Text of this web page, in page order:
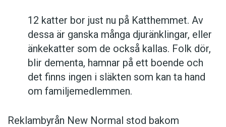
12 katter bor just nu på Katthemmet. Av
dessa är ganska många djuränklingar, eller
änkekatter som de också kallas. Folk dör,
blir dementa, hamnar på ett boende och
det finns ingen i släkten som kan ta hand
om familjemedlemmen.
Reklambyrån New Normal stod bakom